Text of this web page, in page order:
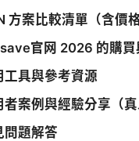
方案比較清單（含價
官网 2026 的購買
工具與參考資源
者案例與經驗分享（真
問題解答